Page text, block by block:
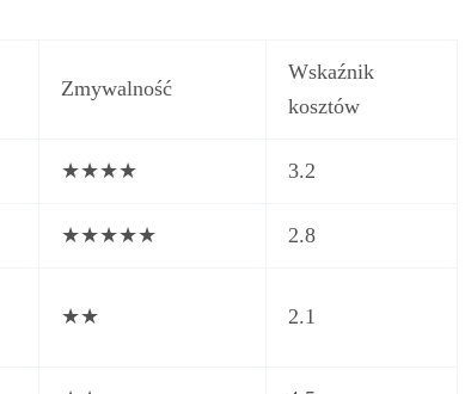
Zmywalność
Wskaźnik
kosztów
★★★★ 3.2
★★★★★ 2.8
★★ 2.1